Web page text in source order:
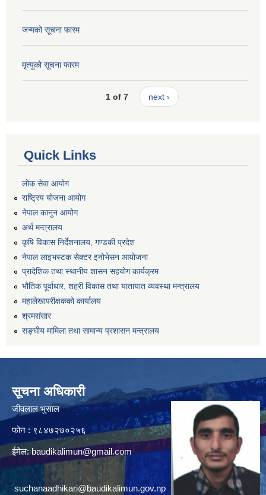
जन्मको सूचना फारम
मृत्युको सूचना फारम
1 of 7 next ›
Quick Links
लोक सेवा आयोग
राष्ट्रिय योजना आयोग
नेपाल कानुन आयोग
अर्थ मन्त्रालय
कृषि विकास निर्देशनालय, गण्डकी प्रदेश
नेपाल लाइभस्टक सेक्टर इनोभेसन आयोजना
प्रादेशिक तथा स्थानीय शासन सहयोग कार्यक्रम
भौतिक पूर्वाधार, शहरी विकास तथा यातायात व्यवस्था मन्त्रालय
महालेखापरीक्षकको कार्यालय
श्रमसंसार
सङ्घीय मामिला तथा सामान्य प्रशासन मन्त्रालय
सूचना अधिकारी
जीवलाल भुसाल
फोन : ९८४७२७०२५६
ईमेल: baudikalimun@gmail.com
suchanaadhikari@baudikalimun.gov.np